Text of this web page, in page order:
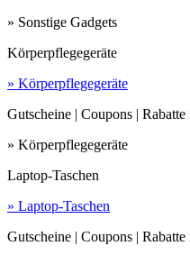
» Sonstige Gadgets
Körperpflegegeräte
» Körperpflegegeräte
Gutscheine | Coupons |
» Körperpflegegeräte
Laptop-Taschen
» Laptop-Taschen
Gutscheine | Coupons |